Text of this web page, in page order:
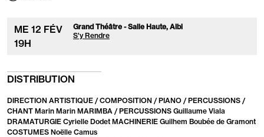
ME 12 FÉV
19H
Grand Théâtre - Salle Haute, Albi
S'y Rendre
DISTRIBUTION
DIRECTION ARTISTIQUE / COMPOSITION / PIANO / PERCUSSIONS /
CHANT Marin Marin MARIMBA / PERCUSSIONS Guillaume Viala
DRAMATURGIE Cyrielle Dodet MACHINERIE Guilhem Boubée de Gramont
COSTUMES Noëlle Camus